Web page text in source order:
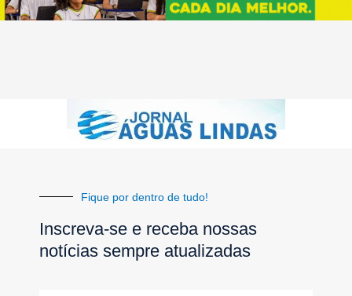
Fique por dentro de tudo!
Inscreva-se e receba nossas
notícias sempre atualizadas